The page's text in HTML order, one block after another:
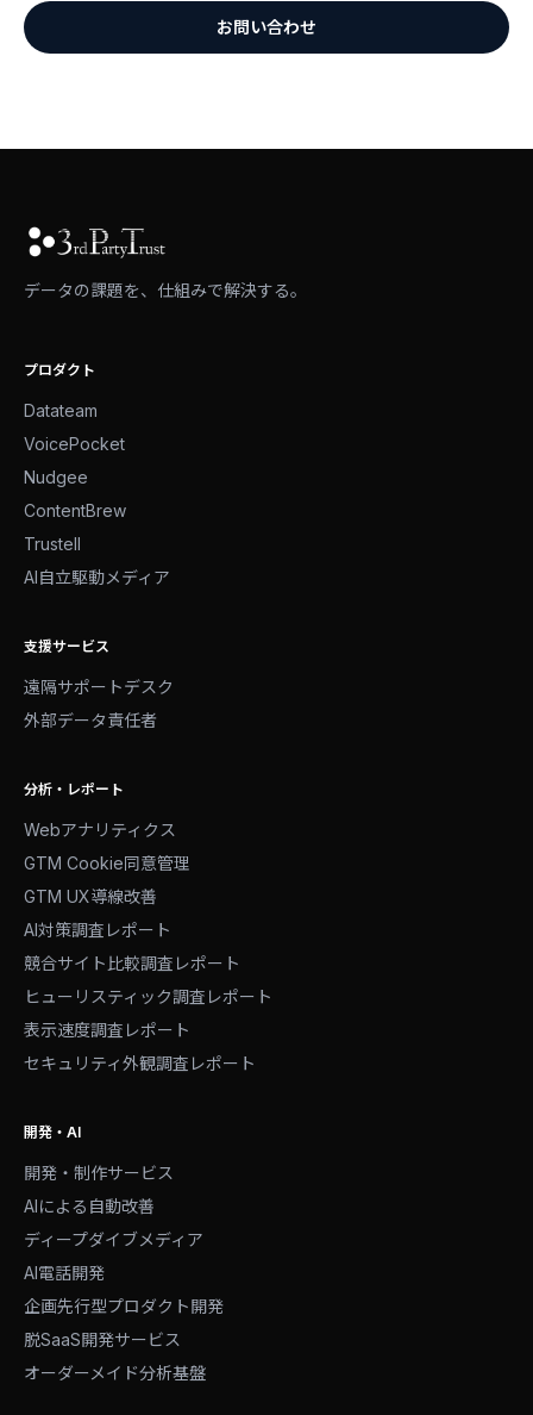
お問い合わせ
データの課題を、仕組みで解決する。
プロダクト
Datateam
VoicePocket
Nudgee
ContentBrew
Trustell
AI自立駆動メディア
支援サービス
遠隔サポートデスク
外部データ責任者
分析・レポート
Webアナリティクス
GTM Cookie同意管理
GTM UX導線改善
AI対策調査レポート
競合サイト比較調査レポート
ヒューリスティック調査レポート
表示速度調査レポート
セキュリティ外観調査レポート
開発・AI
開発・制作サービス
AIによる自動改善
ディープダイブメディア
AI電話開発
企画先行型プロダクト開発
脱SaaS開発サービス
オーダーメイド分析基盤